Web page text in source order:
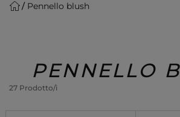
Make-up
Regalo
Pennello blush
PENNELLO
27 Prodotto/i